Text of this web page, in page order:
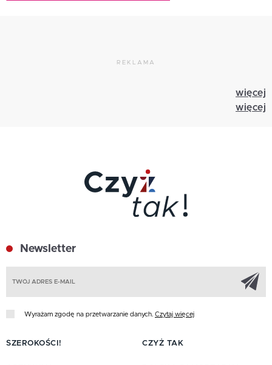
REKLAMA
więcej
więcej
Newsletter
Wyrażam zgodę na przetwarzanie danych. Czytaj więcej
SZEROKOŚCI! CZYŻ TAK